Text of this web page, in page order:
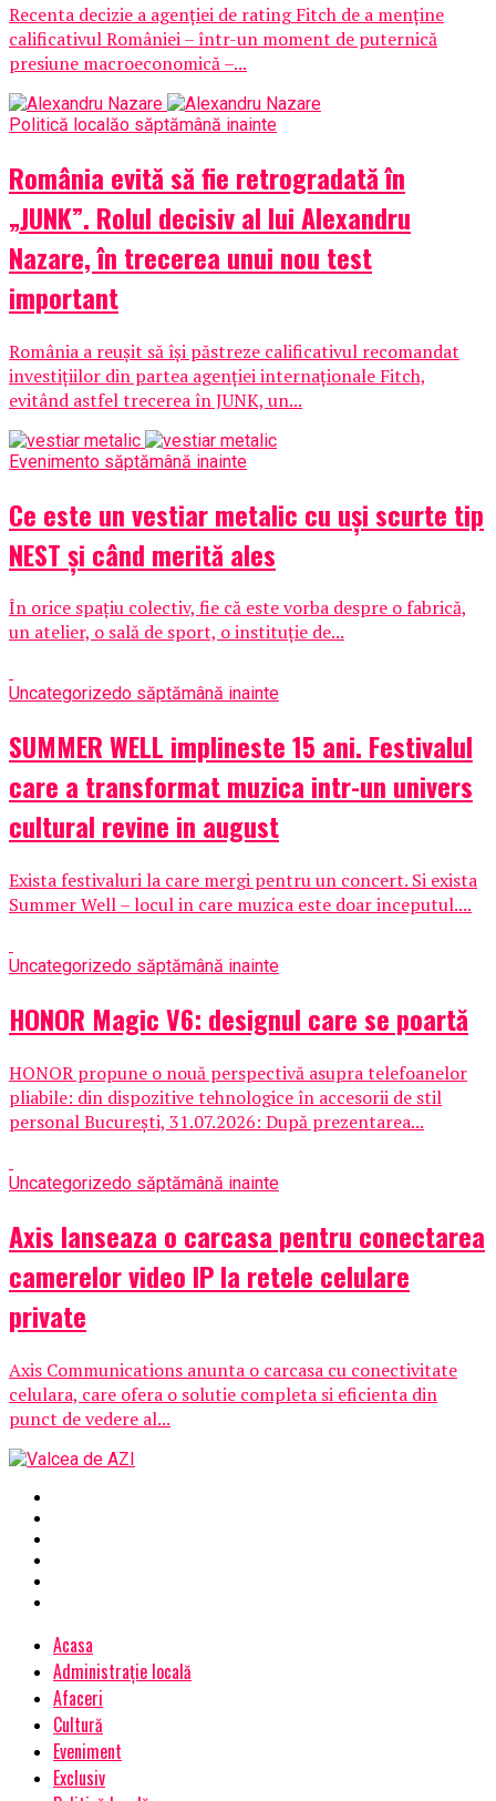
Recenta decizie a agenției de rating Fitch de a menține
calificativul României – într-un moment de puternică
presiune macroeconomică –...
Politică localăo săptămână inainte
România evită să fie retrogradată în
„JUNK”. Rolul decisiv al lui Alexandru
Nazare, în trecerea unui nou test
important
România a reușit să își păstreze calificativul recomandat
investițiilor din partea agenției internaționale Fitch,
evitând astfel trecerea în JUNK, un...
Evenimento săptămână inainte
Ce este un vestiar metalic cu uși scurte tip
NEST și când merită ales
În orice spațiu colectiv, fie că este vorba despre o fabrică,
un atelier, o sală de sport, o instituție de...
Uncategorizedo săptămână inainte
SUMMER WELL implineste 15 ani. Festivalul
care a transformat muzica intr-un univers
cultural revine in august
Exista festivaluri la care mergi pentru un concert. Si exista
Summer Well – locul in care muzica este doar inceputul....
Uncategorizedo săptămână inainte
HONOR Magic V6: designul care se poartă
HONOR propune o nouă perspectivă asupra telefoanelor
pliabile: din dispozitive tehnologice în accesorii de stil
personal București, 31.07.2026: După prezentarea...
Uncategorizedo săptămână inainte
Axis lanseaza o carcasa pentru conectarea
camerelor video IP la retele celulare
private
Axis Communications anunta o carcasa cu conectivitate
celulara, care ofera o solutie completa si eficienta din
punct de vedere al...
Acasa
Administrație locală
Afaceri
Cultură
Eveniment
Exclusiv